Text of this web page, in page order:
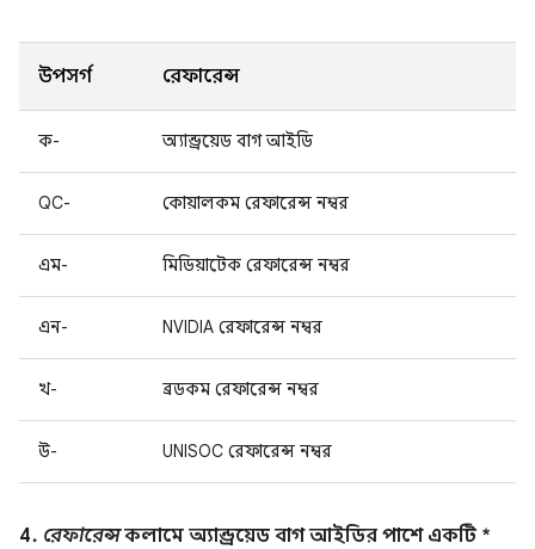
উপসর্গ রেফারেন্স
ক- অ্যান্ড্রয়েড বাগ আইডি
QC- কোয়ালকম রেফারেন্স নম্বর
এম- মিডিয়াটেক রেফারেন্স নম্বর
এন- NVIDIA রেফারেন্স নম্বর
খ- ব্রডকম রেফারেন্স নম্বর
উ- UNISOC রেফারেন্স নম্বর
4. রেফারেন্সকলামে অ্যান্ড্রয়েড বাগ আইডির পাশে একটি *